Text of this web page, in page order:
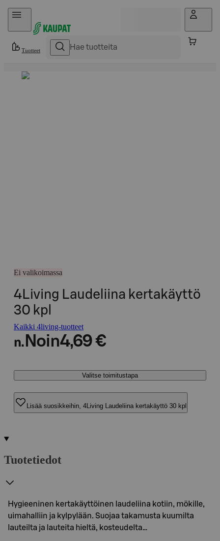
Hyppää sisältöön
Tuotteet
Ei valikoimassa
4Living Laudeliina kertakäyttö
30 kpl
Kaikki 4living-tuotteet
n. Noin4,69 €
Valitse toimitustapa
Lisää suosikkeihin, 4Living Laudeliina kertakäyttö 30 kpl
Tuotetiedot
Hygieeninen kertakäyttöinen laudeliina kotiin, mökille,
uimahalliin ja kylpylään. Suojaa takamusta kuumilta
lauteilta ja lauteita hieltä, kosteudelta…